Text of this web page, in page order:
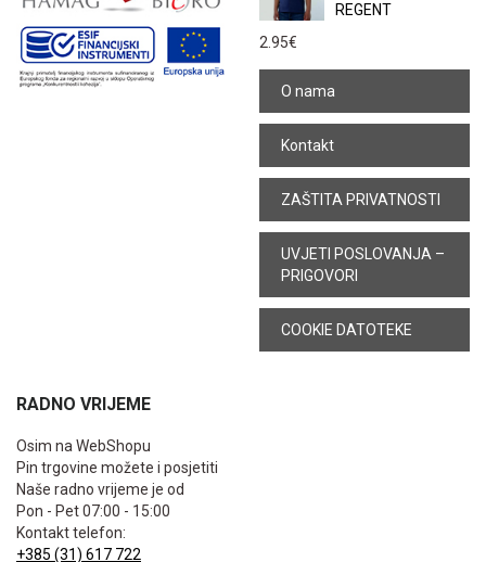
REGENT
2.95€
O nama
Kontakt
ZAŠTITA PRIVATNOSTI
UVJETI POSLOVANJA –
PRIGOVORI
COOKIE DATOTEKE
RADNO VRIJEME
Osim na WebShopu
Pin trgovine možete i posjetiti
Naše radno vrijeme je od
Pon - Pet 07:00 - 15:00
Kontakt telefon:
+385 (31) 617 722